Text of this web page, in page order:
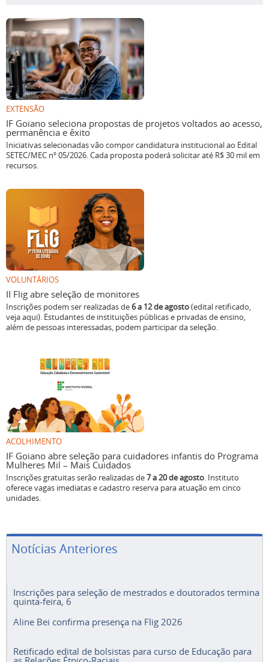
EXTENSÃO
IF Goiano seleciona propostas de projetos voltados ao acesso,
permanência e êxito
Iniciativas selecionadas vão compor candidatura institucional ao Edital
SETEC/MEC nº 05/2026. Cada proposta poderá solicitar até R$ 30 mil em
recursos.
VOLUNTÁRIOS
II Flig abre seleção de monitores
Inscrições podem ser realizadas de6 a 12 de agosto(edital retificado,
veja aqui). Estudantes de instituições públicas e privadas de ensino,
além de pessoas interessadas, podem participar da seleção.
ACOLHIMENTO
IF Goiano abre seleção para cuidadores infantis do Programa
Mulheres Mil – Mais Cuidados
Inscrições gratuitas serão realizadas de7 a 20 de agosto. Instituto
oferece vagas imediatas e cadastro reserva para atuação em cinco
unidades.
Notícias Anteriores
Inscrições para seleção de mestrados e doutorados termina
quinta-feira, 6
Aline Bei confirma presença na Flig 2026
Retificado edital de bolsistas para curso de Educação para